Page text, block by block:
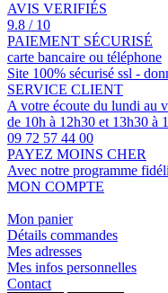
AVIS VERIFIÉS
9.8 / 10
PAIEMENT SÉCURISÉ
carte bancaire ou téléphone
Site 100% sécurisé ssl -
SERVICE CLIENT
A votre écoute du lundi au
de 10h à 12h30 et 13h30 à
09 72 57 44 00
PAYEZ MOINS CHER
Avec notre programme
MON COMPTE
Mon panier
Détails commandes
Mes adresses
Mes infos personnelles
Contact